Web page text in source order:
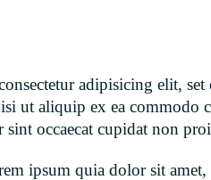
adipisicing elit,
ut aliquip ex ea commodo
occaecat cupidat non
ipsum quia dolor sit